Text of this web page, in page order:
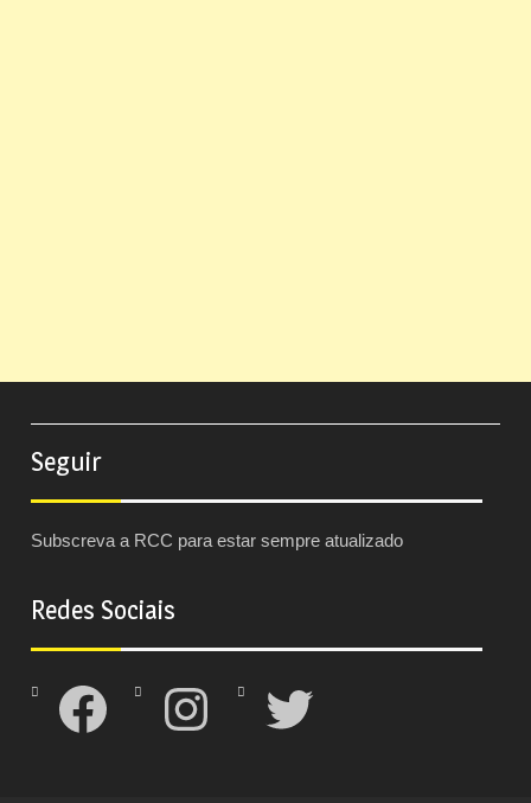
Seguir
Subscreva a RCC para estar sempre atualizado
Redes Sociais
Facebook Instagram Twitter